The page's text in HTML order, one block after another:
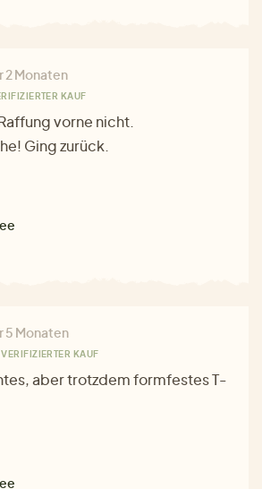
2 Monaten
KAUF
vorne nicht.
Ging zurück.
5 Monaten
VERIFIZIERTER KAUF
aber trotzdem formfestes T-